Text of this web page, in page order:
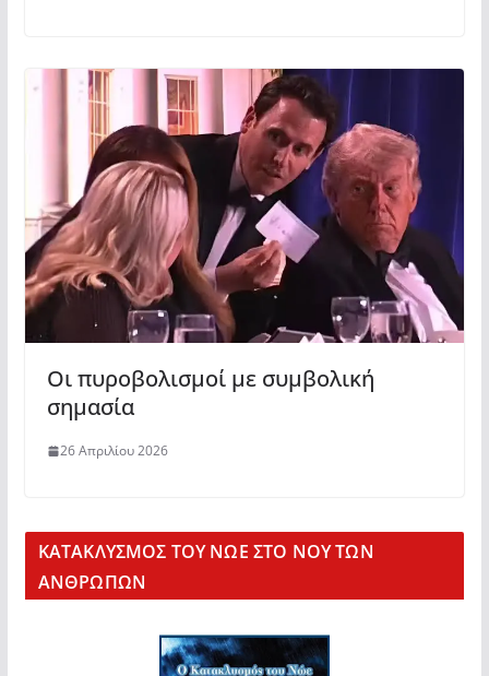
Οι πυροβολισμοί με συμβολική
σημασία
26 Απριλίου 2026
KΑΤΑΚΛΥΣΜΟΣ ΤΟΥ ΝΩΕ ΣΤΟ ΝΟΥ ΤΩΝ
ΑΝΘΡΩΠΩΝ